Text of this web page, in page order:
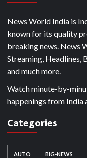
News World India is
known for its quality
breaking news. News
Streaming, Headlines,
and much more.
Watch minute-by-
happenings from India
Categories
AUTO BIG-NEWS